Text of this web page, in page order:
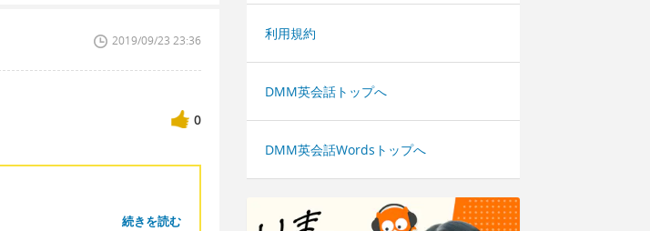
2019/09/23 23:36
0
続きを読む
利用規約
DMM英会話トップへ
DMM英会話Wordsトップへ